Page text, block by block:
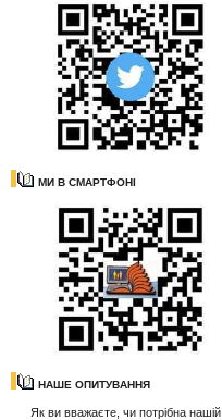
МИ В СМАРТФОНІ
НАШЕ ОПИТУВАННЯ
Як ви вважаєте, чи потрібна нашій